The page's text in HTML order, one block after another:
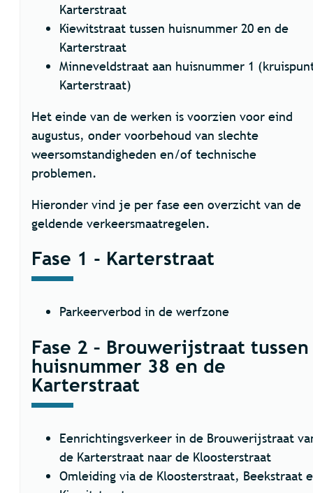
Karterstraat
Kiewitstraat tussen huisnummer 20 en de
Karterstraat
Minneveldstraat aan huisnummer 1
Karterstraat)
Het einde van de werken is voorzien voor eind
augustus, onder voorbehoud van slechte
weersomstandigheden en/of technische
problemen.
Hieronder vind je per fase een overzicht van de
geldende verkeersmaatregelen.
Fase 1 - Karterstraat
Parkeerverbod in de werfzone
Fase 2 – Brouwerijstraat tussen
huisnummer 38 en de
Karterstraat
Eenrichtingsverkeer in de Brouwerijstraat
de Karterstraat naar de Kloosterstraat
Omleiding via de Kloosterstraat, Beekstraat